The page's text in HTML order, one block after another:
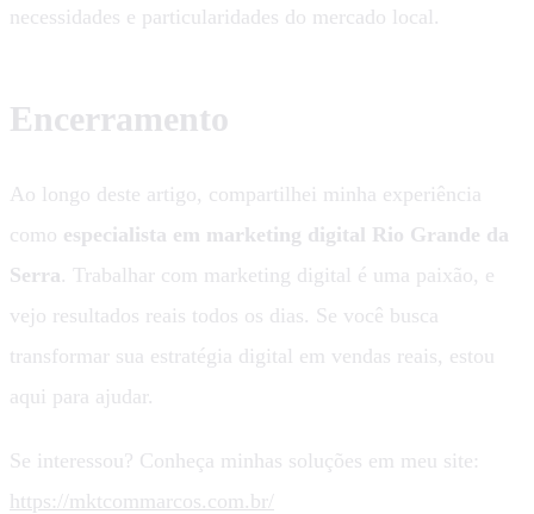
necessidades e particularidades do mercado local.
Encerramento
Ao longo deste artigo, compartilhei minha experiência
como especialista em marketing digital Rio Grande da
Serra. Trabalhar com marketing digital é uma paixão, e
vejo resultados reais todos os dias. Se você busca
transformar sua estratégia digital em vendas reais, estou
aqui para ajudar.
Se interessou? Conheça minhas soluções em meu site:
https://mktcommarcos.com.br/